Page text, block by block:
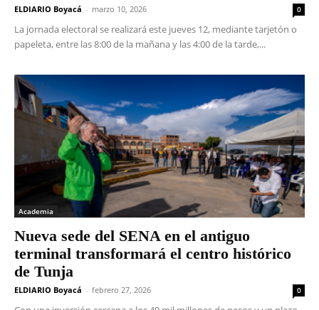
ELDIARIO Boyacá - marzo 10, 2026 0
La jornada electoral se realizará este jueves 12, mediante tarjetón o
papeleta, entre las 8:00 de la mañana y las 4:00 de la tarde,...
Academia
Nueva sede del SENA en el antiguo
terminal transformará el centro histórico
de Tunja
ELDIARIO Boyacá - febrero 27, 2026 0